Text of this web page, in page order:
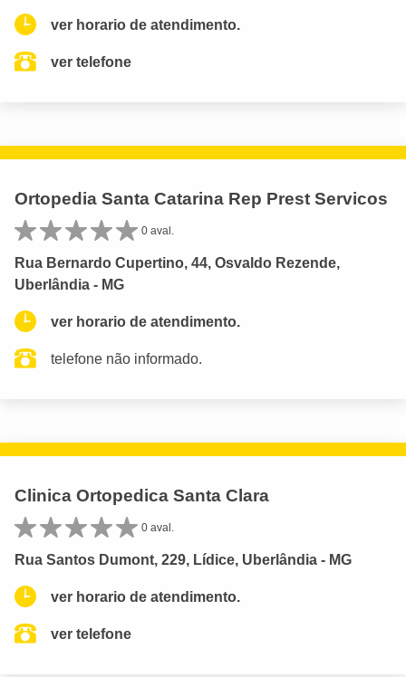
ver horario de atendimento.
ver telefone
Ortopedia Santa Catarina Rep Prest Servicos
0 aval.
Rua Bernardo Cupertino, 44, Osvaldo Rezende,
Uberlândia - MG
ver horario de atendimento.
telefone não informado.
Clinica Ortopedica Santa Clara
0 aval.
Rua Santos Dumont, 229, Lídice, Uberlândia - MG
ver horario de atendimento.
ver telefone